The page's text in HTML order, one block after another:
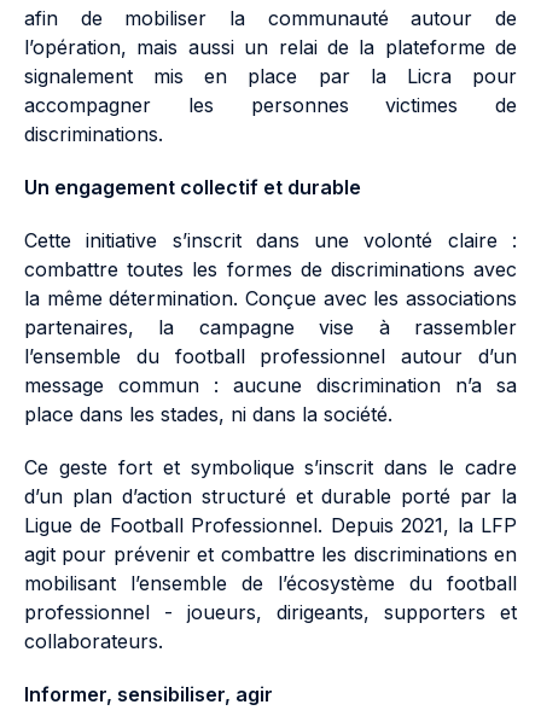
afin de mobiliser la communauté autour de
l’opération, mais aussi un relai de la plateforme de
signalement mis en place par la Licra pour
accompagner les personnes victimes de
discriminations.
Un engagement collectif et durable
Cette initiative s’inscrit dans une volonté claire :
combattre toutes les formes de discriminations avec
la même détermination. Conçue avec les associations
partenaires, la campagne vise à rassembler
l’ensemble du football professionnel autour d’un
message commun : aucune discrimination n’a sa
place dans les stades, ni dans la société.
Ce geste fort et symbolique s’inscrit dans le cadre
d’un plan d’action structuré et durable porté par la
Ligue de Football Professionnel. Depuis 2021, la LFP
agit pour prévenir et combattre les discriminations en
mobilisant l’ensemble de l’écosystème du football
professionnel - joueurs, dirigeants, supporters et
collaborateurs.
Informer, sensibiliser, agir